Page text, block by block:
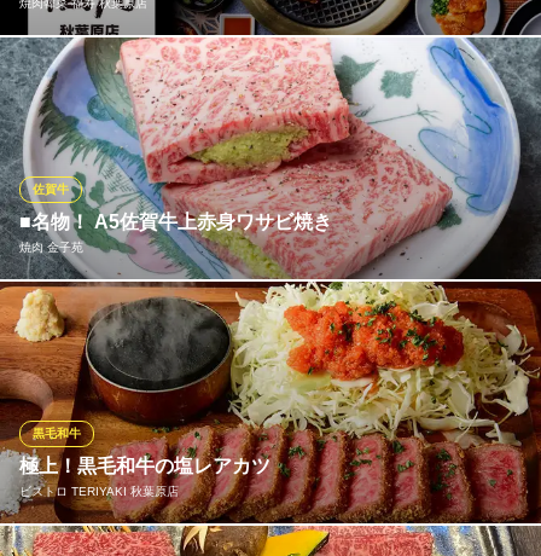
東京都千代田区神田佐久間町3-1-1 CHビル
焼肉韓菜 福寿 秋葉原店
福寿の焼肉食べ放題がさらに美味しくリニューアルいたしまし
た。★Zeitaku焼肉食べ放題はお料理100種類以上ご用意！★食べ
放題Liteは60種類以上のお料理をお気軽に楽しめます♪良質なお肉
とご一緒にお野菜も存分に味わえる焼肉食べ放題コース！・各種
お食事会・歓送別会・女子会・記念日・ご友人との焼肉パーティ
などに◎
焼肉韓菜 福寿 秋葉原店
焼肉・食べ放題・個室
ＪＲ秋葉原駅電気街口 徒歩1分
東京都千代田区外神田1-18-18 BiTO AKIBA PLAZA8F
■名物！ A5佐賀牛上赤身ワサビ焼き
焼肉 金子苑
佐賀牛
金子苑必食メニューのひとつ和牛にこだわりの生ワサビとレフォ
ール（西洋わさび）を合わせることで、肉の旨味を最大限に引き
立てながらも、辛さが苦手な方でも食べやすい、絶妙なバランス
に仕上げました。口の中でとろける厳選された和牛の赤身を、ツ
ンとくる辛さがまろやかになるように調合した特製のワサビだれ
でどうぞ。
焼肉 金子苑
秋葉原で絶品焼肉を堪能
極上！黒毛和牛の塩レアカツ
ビストロ TERIYAKI 秋葉原店
黒毛和牛